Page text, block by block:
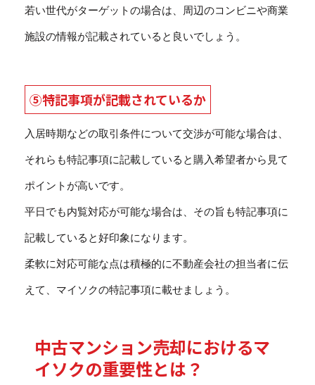
若い世代がターゲットの場合は、周辺のコンビニや商業
施設の情報が記載されていると良いでしょう。
⑤特記事項が記載されているか
入居時期などの取引条件について交渉が可能な場合は、
それらも特記事項に記載していると購入希望者から見て
ポイントが高いです。
平日でも内覧対応が可能な場合は、その旨も特記事項に
記載していると好印象になります。
柔軟に対応可能な点は積極的に不動産会社の担当者に伝
えて、マイソクの特記事項に載せましょう。
中古マンション売却におけるマ
イソクの重要性とは？